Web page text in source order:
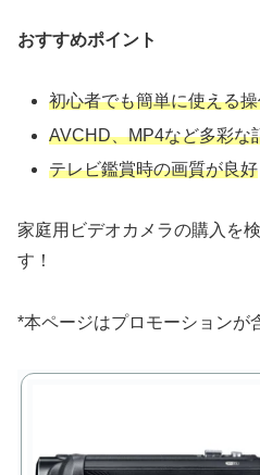
おすすめポイント
初心者でも簡単に使える
AVCHD、MP4など多彩な
テレビ鑑賞時の画質が良好
家庭用ビデオカメラの購入を
す！
*本ページはプロモーションが